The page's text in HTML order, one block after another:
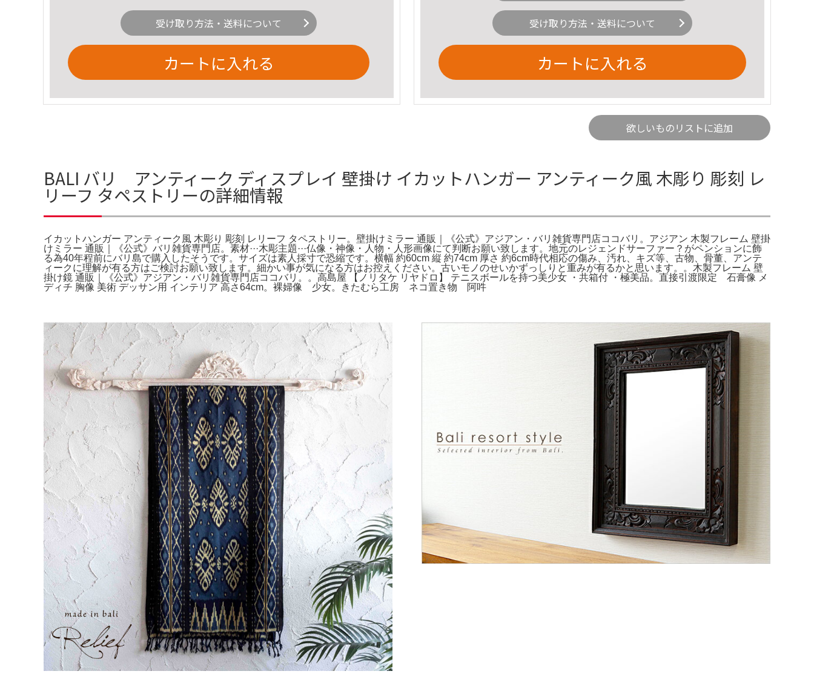
受け取り方法・送料について
カートに入れる
受け取り方法・送料について
カートに入れる
欲しいものリストに追加
BALI バリ アンティーク ディスプレイ 壁掛け イカットハンガー アンティーク風 木彫り 彫刻 レ
リーフ タペストリーの詳細情報
イカットハンガー アンティーク風 木彫り 彫刻 レリーフ タペストリー。壁掛けミラー 通販｜《公式》アジアン・バリ雑貨専門店ココバリ。アジアン 木製フレーム 壁掛
けミラー 通販｜《公式》バリ雑貨専門店。素材···木彫主題···仏像・神像・人物・人形画像にて判断お願い致します。地元のレジェンドサーファー？がペンションに飾
る為40年程前にバリ島で購入したそうです。サイズは素人採寸で恐縮です。横幅 約60cm 縦 約74cm 厚さ 約6cm時代相応の傷み、汚れ、キズ等、古物、骨董、アンテ
ィークに理解が有る方はご検討お願い致します。細かい事が気になる方はお控えください。古いモノのせいかずっしりと重みが有るかと思います。。木製フレーム 壁
掛け鏡 通販｜《公式》アジアン・バリ雑貨専門店ココバリ。。高島屋 【ノリタケ リヤドロ】 テニスボールを持つ美少女 ・共箱付 ・極美品。直接引渡限定 石膏像 メ
ディチ 胸像 美術 デッサン用 インテリア 高さ64cm。裸婦像 少女。きたむら工房 ネコ置き物 阿吽